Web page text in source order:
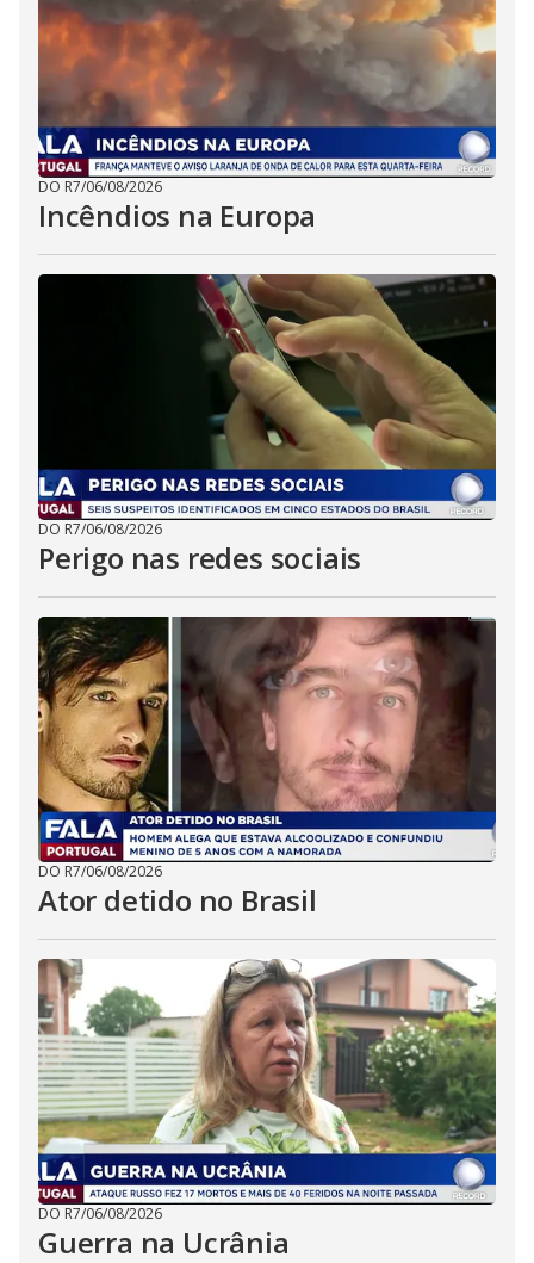
DO R7/06/08/2026
Incêndios na Europa
DO R7/06/08/2026
Perigo nas redes sociais
DO R7/06/08/2026
Ator detido no Brasil
DO R7/06/08/2026
Guerra na Ucrânia